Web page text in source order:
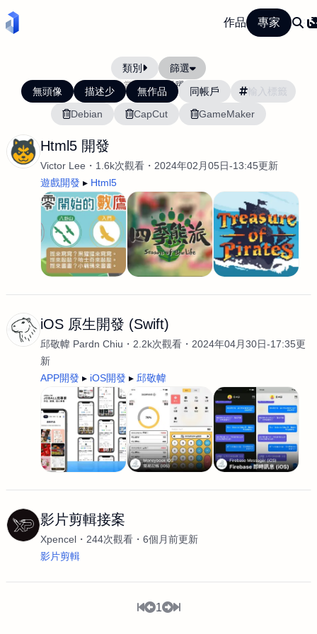
作品 專家
類別 篩選
當前排序: 活躍度
無頭像 描述少 無作品
同帳戶
Debian
CapCut GameMaker
Html5 開發
Victor Lee 1.6k次觀看
2024年02月05日-13:45更新
遊戲開發
Html5
iOS 原生開發 (Swift)
邱敬幃 Pardn Chiu 2.2k次觀看
2024年04月30日-17:35更
新
APP開發
iOS開發 邱敬幃
影片剪輯接案
Xpencel 244次觀看
6個月前更新
影片剪輯
1